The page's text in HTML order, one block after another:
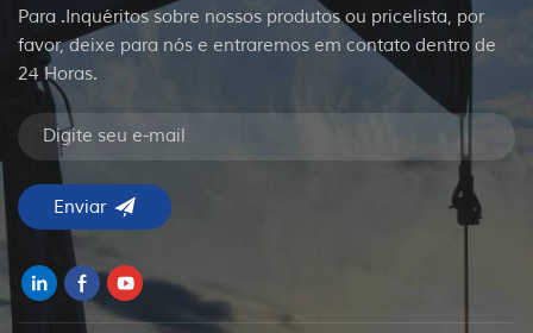
Para .Inquéritos sobre nossos produtos ou pricelista, por
favor, deixe para nós e entraremos em contato dentro de
24 Horas.